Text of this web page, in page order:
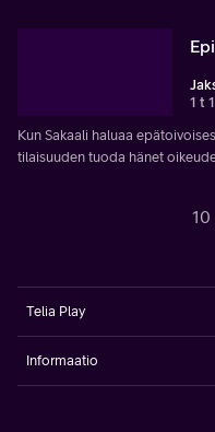
1 t
Kun Sakaali haluaa
tilaisuuden tuoda hänet
10
Telia Play
Informaatio